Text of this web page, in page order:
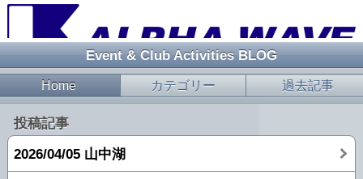
Event & Club Activities BLOG
Home カテゴリー 過去記事
投稿記事
2026/04/05 山中湖